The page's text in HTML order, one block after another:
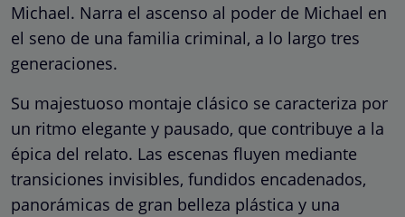
Michael. Narra el ascenso al poder de Michael en
el seno de una familia criminal, a lo largo tres
generaciones.
Su majestuoso montaje clásico se caracteriza por
un ritmo elegante y pausado, que contribuye a la
épica del relato. Las escenas fluyen mediante
transiciones invisibles, fundidos encadenados,
panorámicas de gran belleza plástica y una